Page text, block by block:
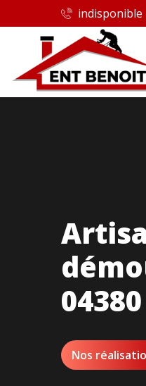
indisponible
04380
Nos